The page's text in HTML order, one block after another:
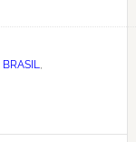
BRASIL,